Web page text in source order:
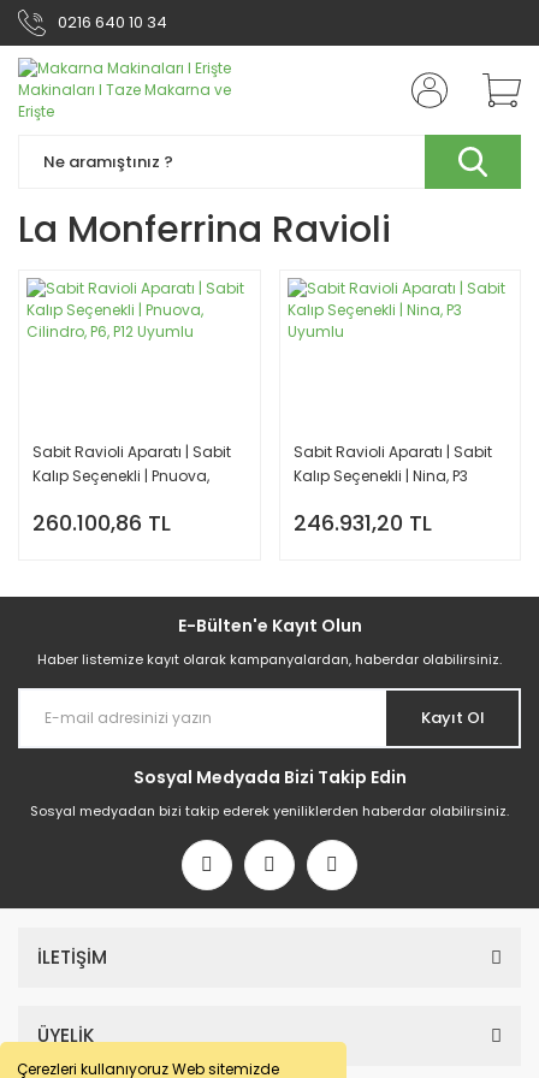
Çerezleri kullanıyoruz Web sitemizde
0216 640 10 34
La Monferrina Ravioli
Sabit Ravioli Aparatı | Sabit
Kalıp Seçenekli | Pnuova,
260.100,86 TL
Sabit Ravioli Aparatı | Sabit
Kalıp Seçenekli | Nina, P3
246.931,20 TL
E-Bülten'e Kayıt Olun
Haber listemize kayıt olarak kampanyalardan, haberdar olabilirsiniz.
Kayıt Ol
Sosyal Medyada Bizi Takip Edin
Sosyal medyadan bizi takip ederek yeniliklerden haberdar olabilirsiniz.
İLETİŞİM
ÜYELİK